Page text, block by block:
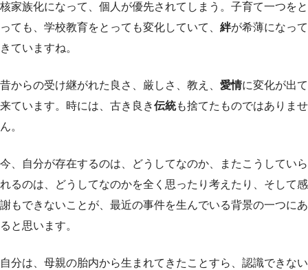
核家族化になって、個人が優先されてしまう。子育て一つをと
っても、学校教育をとっても変化していて、 絆が希薄になって
きていますね。
昔からの受け継がれた良さ、厳しさ、教え、 愛情に変化が出て
来ています。時には、古き良き伝統も捨てたものではありませ
ん。
今、自分が存在するのは、どうしてなのか、またこうしていら
れるのは、どうしてなのかを全く思ったり考えたり、そして感
謝もできないことが、最近の事件を生んでいる背景の一つにあ
ると思います。
自分は、母親の胎内から生まれてきたことすら、認識できない